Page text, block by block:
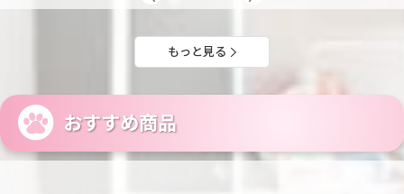
もっと見る
おすすめ商品